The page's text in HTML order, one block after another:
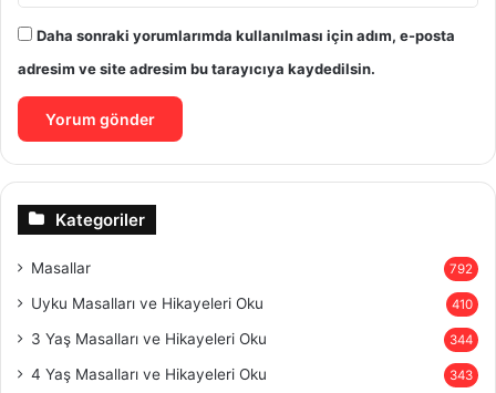
Daha sonraki yorumlarımda kullanılması için adım, e-posta
adresim ve site adresim bu tarayıcıya kaydedilsin.
Kategoriler
Masallar 792
Uyku Masalları ve Hikayeleri Oku 410
3 Yaş Masalları ve Hikayeleri Oku 344
4 Yaş Masalları ve Hikayeleri Oku 343